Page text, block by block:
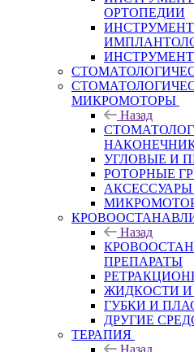
ОРТОПЕДИИ
МИКРОМОТОРЫ
Назад
УГЛОВЫЕ И
РОТОРНЫЕ
Назад
ПРЕПАРАТЫ
ЖИДКОСТИ И
ГУБКИ И
ДРУГИЕ
ТЕРАПИЯ
Назад